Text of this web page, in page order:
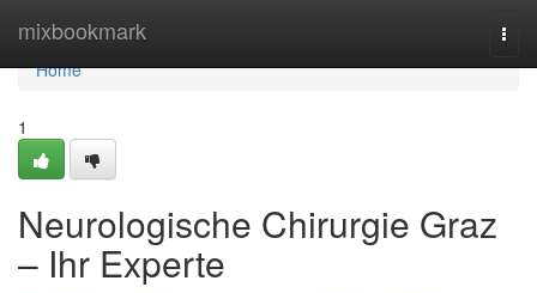
mixbookmark
Home
Home
1
Neurologische Chirurgie Graz
– Ihr Experte